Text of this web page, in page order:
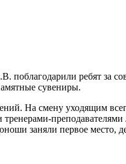
ребят за
сувениры.
На смену уходящим
заняли первое место,